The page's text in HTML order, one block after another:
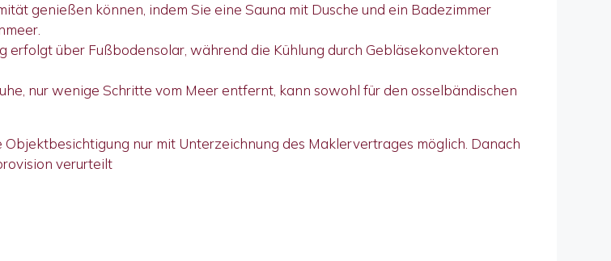
genießen können, indem Sie eine Sauna mit Dusche und ein Badezimmer
über Fußbodensolar, während die Kühlung durch Gebläsekonvektoren
nur wenige Schritte vom Meer entfernt, kann sowohl für den osselbändischen
nur mit Unterzeichnung des Maklervertrages möglich. Danach
verurteilt